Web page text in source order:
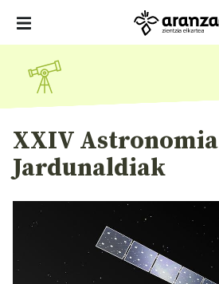
XXIV Astronomia
Jardunaldiak